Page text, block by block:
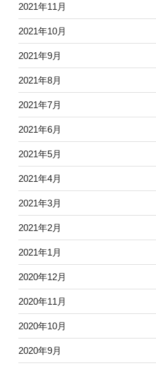
2021年11月
2021年10月
2021年9月
2021年8月
2021年7月
2021年6月
2021年5月
2021年4月
2021年3月
2021年2月
2021年1月
2020年12月
2020年11月
2020年10月
2020年9月